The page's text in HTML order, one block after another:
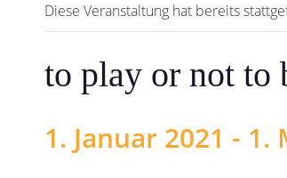
Diese Veranstaltung hat bereits
to play or not to
1. Januar 2021 - 1.